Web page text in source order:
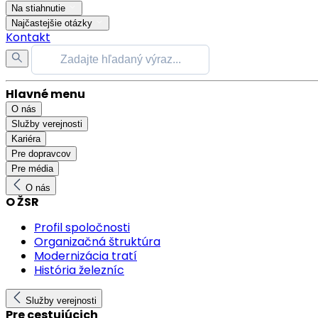
Na stiahnutie
Najčastejšie otázky
Kontakt
Hlavné menu
O nás
Služby verejnosti
Kariéra
Pre dopravcov
Pre média
O nás
O ŽSR
Profil spoločnosti
Organizačná štruktúra
Modernizácia tratí
História železníc
Služby verejnosti